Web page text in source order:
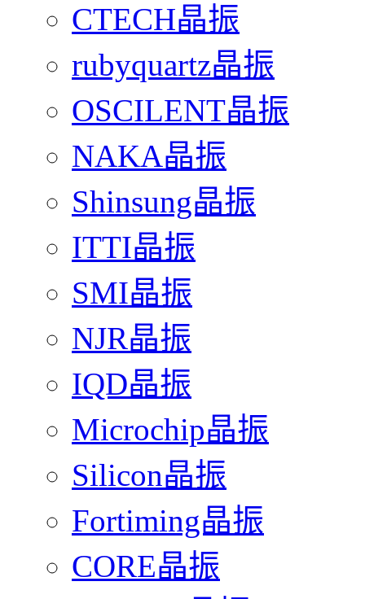
CTECH晶振
rubyquartz晶振
OSCILENT晶振
NAKA晶振
Shinsung晶振
ITTI晶振
SMI晶振
NJR晶振
IQD晶振
Microchip晶振
Silicon晶振
Fortiming晶振
CORE晶振